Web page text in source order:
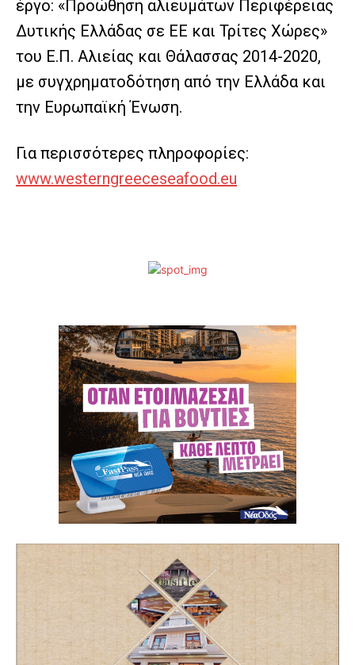
έργο: «Προώθηση αλιευμάτων Περιφέρειας
Δυτικής Ελλάδας σε ΕΕ και Τρίτες Χώρες»
του Ε.Π. Αλιείας και Θάλασσας 2014-2020,
με συγχρηματοδότηση από την Ελλάδα και
την Ευρωπαϊκή Ένωση.
Για περισσότερες πληροφορίες:
www.westerngreeceseafood.eu